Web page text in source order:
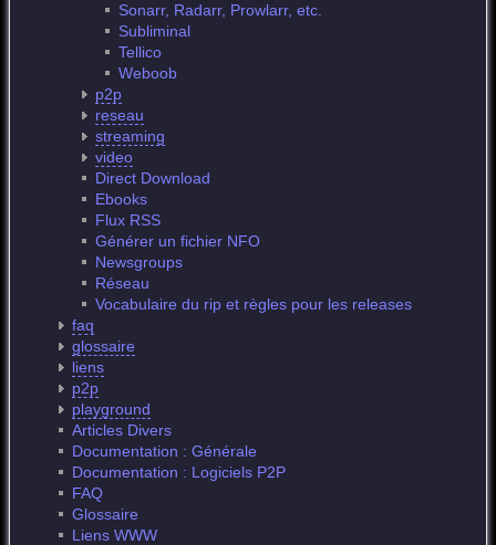
Sonarr, Radarr, Prowlarr, etc.
Subliminal
Tellico
Weboob
p2p
reseau
streaming
video
Direct Download
Ebooks
Flux RSS
Générer un fichier NFO
Newsgroups
Réseau
Vocabulaire du rip et règles pour les releases
faq
glossaire
liens
p2p
playground
Articles Divers
Documentation : Générale
Documentation : Logiciels P2P
FAQ
Glossaire
Liens WWW